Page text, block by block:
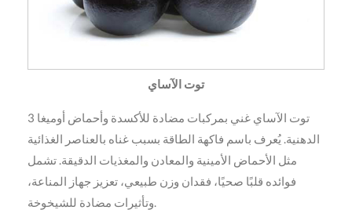
توت الآساي
توت الآساي غني بمركبات مضادة للأكسدة وأحماض أوميغا 3
الدهنية. يُعرف باسم فاكهة الطاقة بسبب غناه بالعناصر الغذائية
مثل الأحماض الأمينية والمعادن والمغذيات الدقيقة. تشمل
فوائده قلبًا صحيًا، فقدان وزن طبيعي، تعزيز جهاز المناعة،
وتأثيرات مضادة للشيخوخة.